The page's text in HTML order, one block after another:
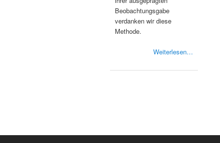
Beobachtungsgabe
verdanken wir diese
Methode.
Weiterlesen…